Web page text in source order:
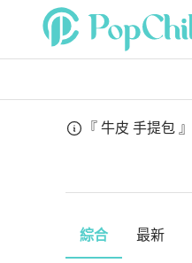
『 牛皮 手提包 』
綜合 最新